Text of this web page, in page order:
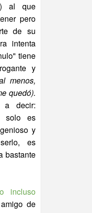
al que
pero
de su
intenta
tiene
y
menos,
quedó).
a decir:
solo es
y
es
bastante
incluso
de